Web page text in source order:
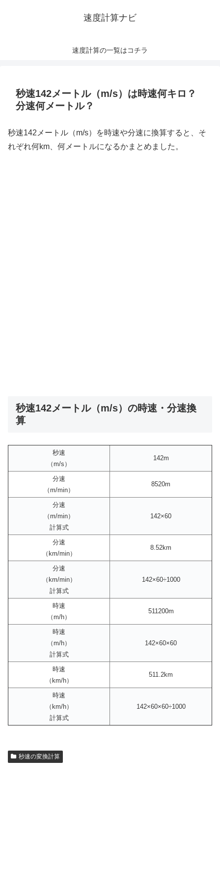
速度計算ナビ
速度計算の一覧はコチラ
秒速142メートル（m/s）は時速何キロ？
分速何メートル？
秒速142メートル（m/s）を時速や分速に換算すると、そ
れぞれ何km、何メートルになるかまとめました。
秒速142メートル（m/s）の時速・分速換
算
秒速
（m/s）
142m
分速
（m/min）
8520m
分速
（m/min）
計算式
142×60
分速
（km/min）
8.52km
分速
（km/min）
計算式
142×60÷1000
時速
（m/h）
511200m
時速
（m/h）
計算式
142×60×60
時速
（km/h）
511.2km
時速
（km/h）
計算式
142×60×60÷1000
秒速の変換計算